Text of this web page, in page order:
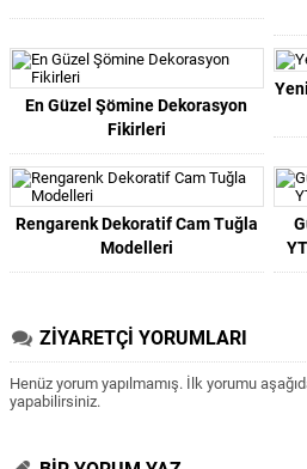
En Güzel Şömine Dekorasyon
Fikirleri
Rengarenk Dekoratif Cam Tuğla
Modelleri
ZİYARETÇİ YORUMLARI
Henüz yorum yapılmamış. İlk yorumu
yapabilirsiniz.